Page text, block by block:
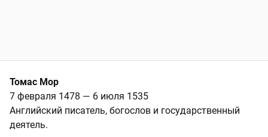
Томас Мор
7 февраля 1478 — 6 июля 1535
Английский писатель, богослов и государственный
деятель.